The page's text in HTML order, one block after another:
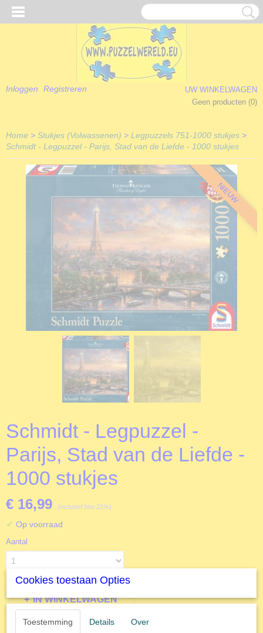
Inloggen Registreren
UW WINKELWAGEN
Geen producten (0)
Home > Stukjes (Volwassenen) > Legpuzzels 751-1000 stukjes >
Schmidt - Legpuzzel - Parijs, Stad van de Liefde - 1000 stukjes
NIEUW
Schmidt - Legpuzzel -
Parijs, Stad van de Liefde -
1000 stukjes
€ 16,99 (inclusief btw 21%)
✓ Op voorraad
Aantal
IN WINKELWAGEN
Cookies toestaan Opties
Toestemming Details Over